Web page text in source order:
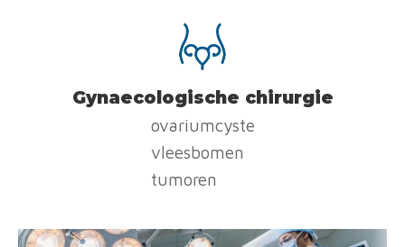
Gynaecologische chirurgie
ovariumcyste
vleesbomen
tumoren